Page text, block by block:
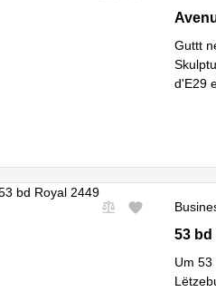
43
Guttt
d'E29
53 bd
53
Um